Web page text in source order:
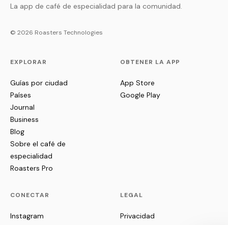
La app de café de especialidad para la comunidad.
© 2026 Roasters Technologies
EXPLORAR
Guías por ciudad
Países
Journal
Business
Blog
Sobre el café de
especialidad
Roasters Pro
OBTENER LA APP
App Store
Google Play
CONECTAR
Instagram
LEGAL
Privacidad